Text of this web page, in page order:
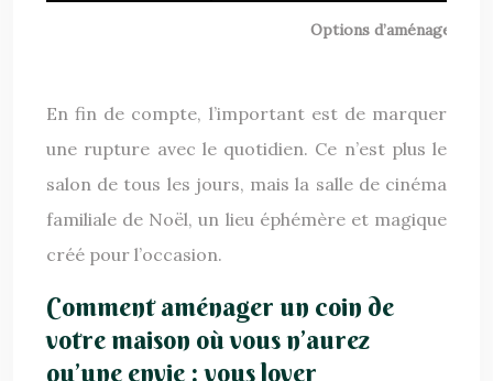
Options
En fin de compte, l’important est de marquer
une rupture avec le quotidien. Ce n’est plus le
salon de tous les jours, mais la salle de cinéma
familiale de Noël, un lieu éphémère et magique
créé pour l’occasion.
Comment aménager un coin de
votre maison où vous n’aurez
qu’une envie : vous lover